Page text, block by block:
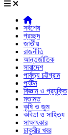
সর্বশেষ
প্রচ্ছদ
জাতীয়
রাজনীতি
আন্তর্জাতিক
সারাদেশ
পার্বত্য চট্টগ্রাম
পর্যটন
বিজ্ঞান ও প্রযুক্তি
মতামত
কৃষি ও জুম
কবিতা ও সাহিত্য
সাক্ষাৎকার
চাকুরীর খবর